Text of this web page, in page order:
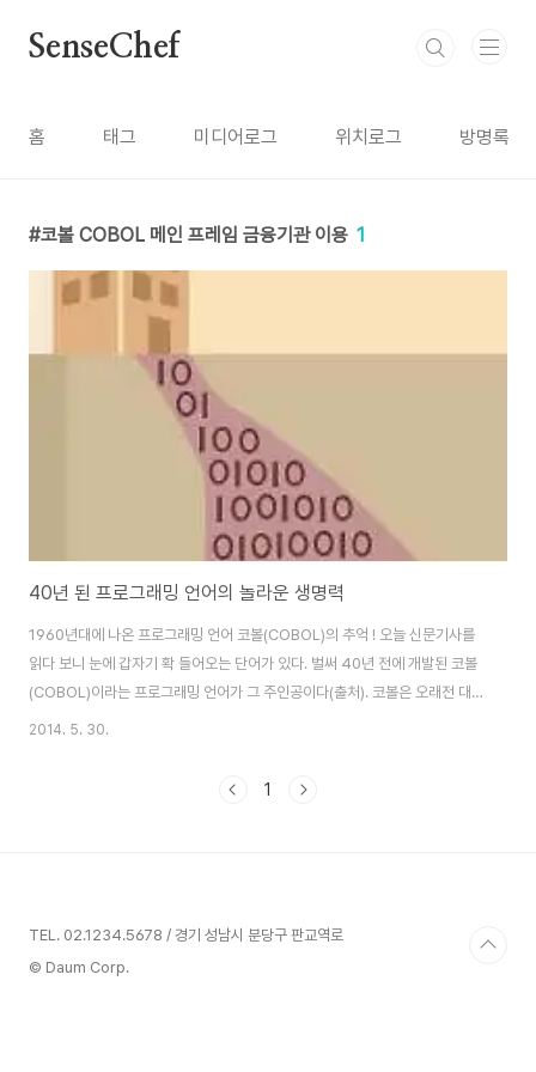
SenseChef
홈 태그 미디어로그 위치로그 방명록
코볼 COBOL 메인 프레임 금융기관 이용 1
40년 된 프로그래밍 언어의 놀라운 생명력
1960년대에 나온 프로그래밍 언어 코볼(COBOL)의 추억 ! 오늘 신문기사를
읽다 보니 눈에 갑자기 확 들어오는 단어가 있다. 벌써 40년 전에 개발된 코볼
(COBOL)이라는 프로그래밍 언어가 그 주인공이다(출처). 코볼은 오래전 대
형 메인 프레임 컴퓨터가 전산 처리의 주력을 담당하던 시절에 널리 이용 되었
이용된다고 한다. 하루가 멀다하고 새로운 기술과 흐름이 생기는 첨단 IT 시대
2014. 5. 30.
1
TEL. 02.1234.5678 / 경기 성남시 분당구 판교역로
© Daum Corp.